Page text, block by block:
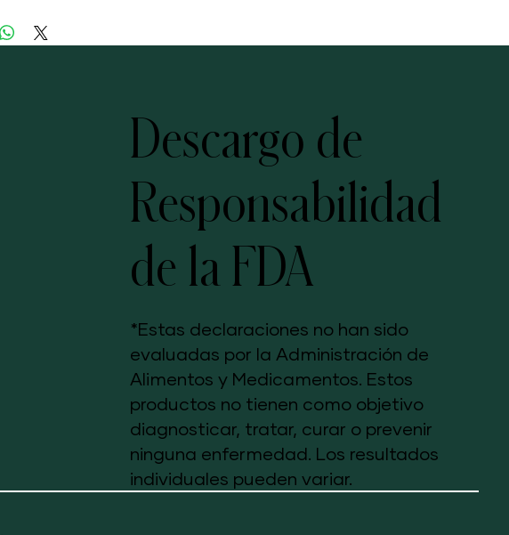
Descargo de
Responsabilidad
de la FDA
*Estas declaraciones no han sido
evaluadas por la Administración de
Alimentos y Medicamentos. Estos
productos no tienen como objetivo
diagnosticar, tratar, curar o prevenir
ninguna enfermedad. Los resultados
individuales pueden variar.